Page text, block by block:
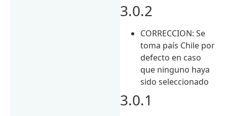
3.0.2
CORRECCION: Se
toma país Chile por
defecto en caso
que ninguno haya
sido seleccionado
3.0.1